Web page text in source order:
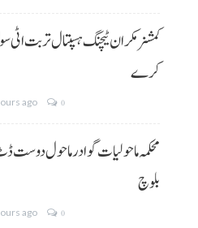
کمشنر مکران ٹیچنگ ہسپتال تربت اٹی
کرے
ago 0
محکمہ ماحولیات گوادر ماحول دوست
بلوچ
ago 0